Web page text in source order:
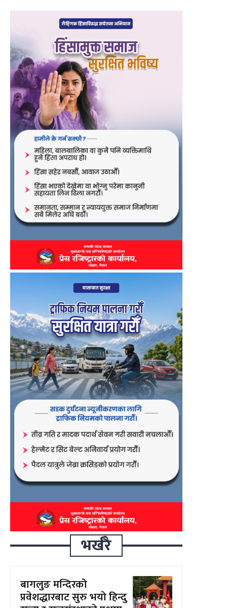
भर्खरै
बागलुङ मन्दिरको
प्रवेशद्धारबाट सुरु भयो हिन्दु